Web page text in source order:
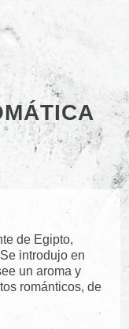
de Egipto,
introdujo en
un aroma y
románticos, de